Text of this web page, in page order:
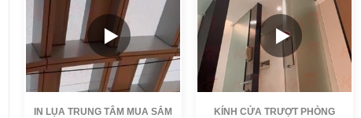
IN LỤA TRUNG TÂM MUA SẮM
KÍNH CỬA TRƯỢT PHÒNG